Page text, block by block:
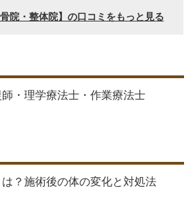
・理学療法士・作業療法士
？施術後の体の変化と対処法